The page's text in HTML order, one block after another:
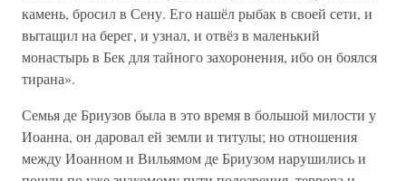
камень, бросил в Сену. Его нашёл рыбак в своей сети, и
вытащил на берег, и узнал, и отвёз в маленький
монастырь в Бек для тайного захоронения, ибо он боялся
тирана».
Семья де Бриузов была в это время в большой милости у
Иоанна, он даровал ей земли и титулы; но отношения
между Иоанном и Вильямом де Бриузом нарушились и